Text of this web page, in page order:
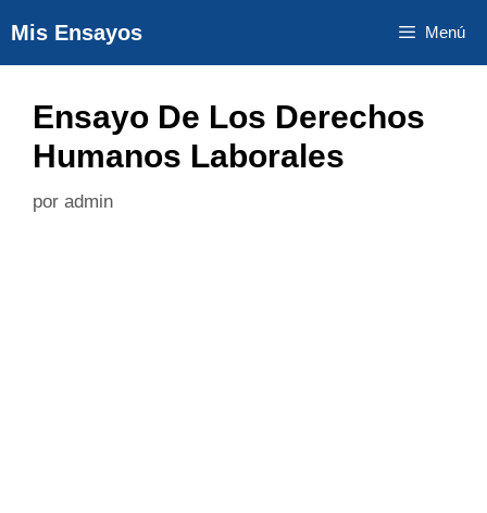
al
contenido
Mis Ensayos Menú
Ensayo De Los Derechos
Humanos Laborales
por admin